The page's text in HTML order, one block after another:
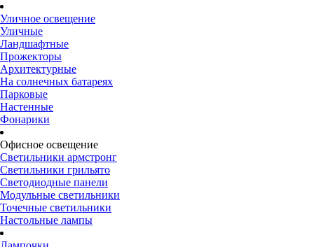
Уличное освещение
Уличные
Ландшафтные
Прожекторы
Архитектурные
На солнечных батареях
Парковые
Настенные
Фонарики
Офисное освещение
Светильники армстронг
Светильники грильято
Светодиодные панели
Модульные светильники
Точечные светильники
Настольные лампы